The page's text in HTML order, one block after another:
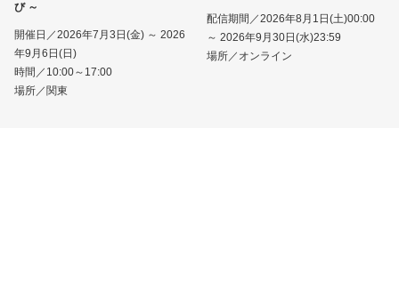
び ～
開催日／2026年7月3日(金) ～ 2026
年9月6日(日)
時間／10:00～17:00
場所／関東
配信期間／2026年8月1日(土)00:00
～ 2026年9月30日(水)23:59
場所／オンライン